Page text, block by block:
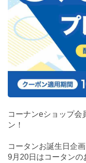
コーナンeショップ会
ン！
コータンお誕生日企画
9月20日はコータンの